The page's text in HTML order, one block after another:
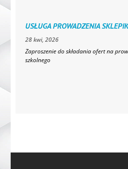
USŁUGA PROWADZENIA
28 kwi, 2026
Zaproszenie do składania ofert na
szkolnego